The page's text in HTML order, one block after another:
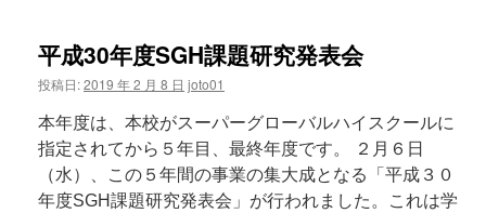
平成30年度SGH課題研究発表会
投稿日:2019 年 2 月 8 日 joto01
本年度は、本校がスーパーグローバルハイスクールに
指定されてから５年目、最終年度です。 ２月６日
（水）、この５年間の事業の集大成となる「平成３０
年度SGH課題研究発表会」が行われました。これは学